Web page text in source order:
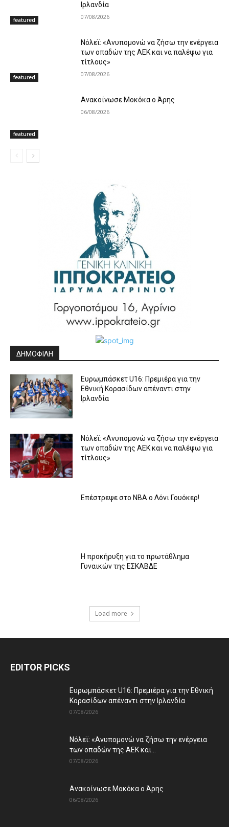
featured
Ιρλανδία
07/08/2026
featured
Νόλεϊ: «Ανυπομονώ να ζήσω την ενέργεια
των οπαδών της ΑΕΚ και να παλέψω για
τίτλους»
07/08/2026
featured
Ανακοίνωσε Μοκόκα ο Άρης
06/08/2026
ΔΗΜΟΦΙΛΗ
Ευρωμπάσκετ U16: Πρεμιέρα για την
Εθνική Κορασίδων απέναντι στην
Ιρλανδία
Νόλεϊ: «Ανυπομονώ να ζήσω την ενέργεια
των οπαδών της ΑΕΚ και να παλέψω για
τίτλους»
Επέστρεψε στο ΝΒΑ ο Λόνι Γουόκερ!
Η προκήρυξη για το πρωτάθλημα
Γυναικών της ΕΣΚΑΒΔΕ
Load more
EDITOR PICKS
Ευρωμπάσκετ U16: Πρεμιέρα για την Εθνική
Κορασίδων απέναντι στην Ιρλανδία
07/08/2026
Νόλεϊ: «Ανυπομονώ να ζήσω την ενέργεια
των οπαδών της ΑΕΚ και...
07/08/2026
Ανακοίνωσε Μοκόκα ο Άρης
06/08/2026